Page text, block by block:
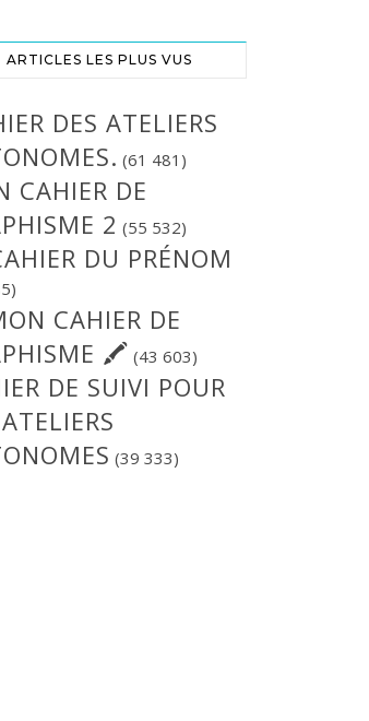
ARTICLES LES PLUS VUS
DES ATELIERS
(61 481)
CAHIER DE
2 (55 532)
DU PRÉNOM
CAHIER DE
🖍 (43 603)
DE SUIVI POUR
(39 333)